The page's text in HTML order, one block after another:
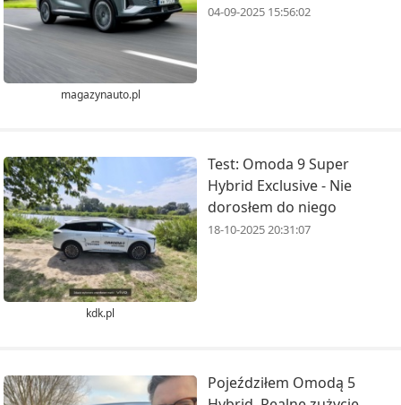
magazynauto.pl
04-09-2025 15:56:02
kdk.pl
Test: Omoda 9 Super
Hybrid Exclusive - Nie
dorosłem do niego
18-10-2025 20:31:07
Pojeździłem Omodą 5